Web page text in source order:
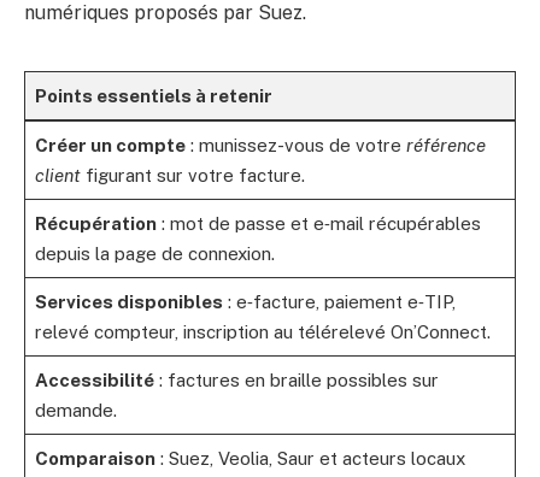
numériques proposés par Suez.
Points essentiels à retenir
Créer un compte: munissez-vous de votre référence
clientfigurant sur votre facture.
Récupération: mot de passe et e‑mail récupérables
depuis la page de connexion.
Services disponibles : e‑facture, paiement e‑TIP,
relevé compteur, inscription au télérelevé On’Connect.
Accessibilité: factures en braille possibles sur
demande.
Comparaison: Suez, Veolia, Saur et acteurs locaux